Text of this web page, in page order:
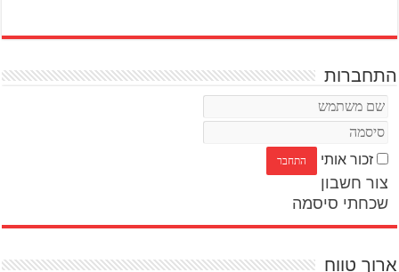
התחברות
זכור אותי
צור חשבון
שכחתי סיסמה
ארוך טווח